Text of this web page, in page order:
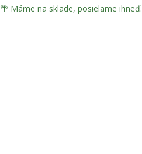
🌴 Máme na sklade, posielame ihneď.